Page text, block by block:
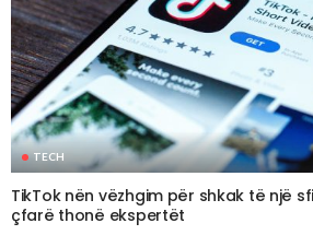
TECH
TikTok nën vëzhgim për shkak të një
çfarë thonë ekspertët